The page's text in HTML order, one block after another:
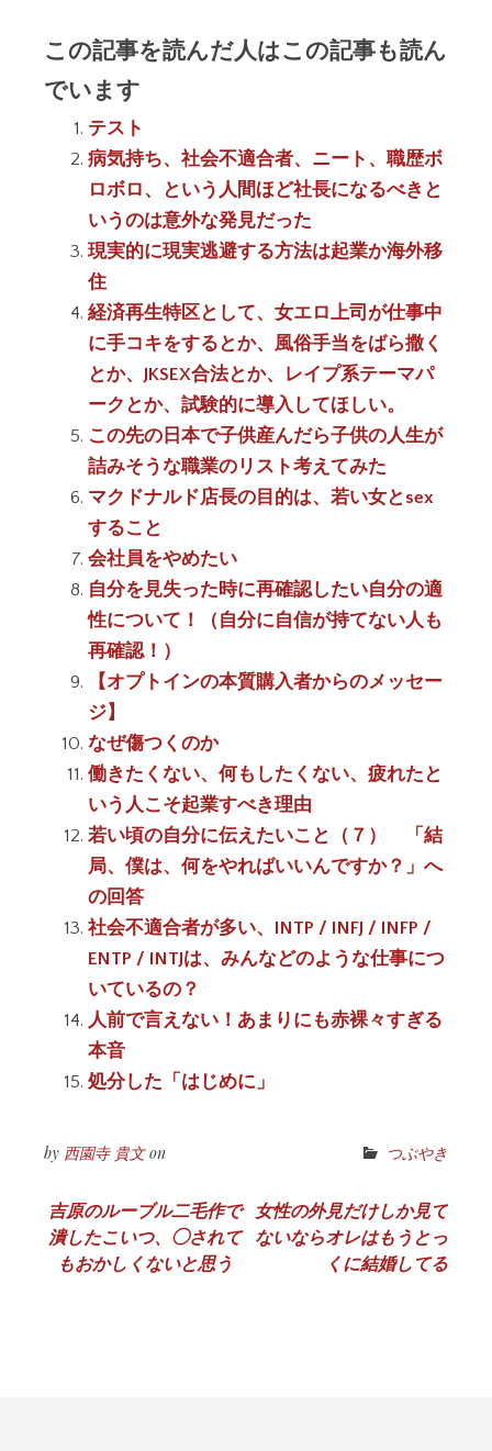
この記事を読んだ人はこの記事も読ん
でいます
テスト
病気持ち、社会不適合者、ニート、職歴ボ
ロボロ、という人間ほど社長になるべきと
いうのは意外な発見だった
現実的に現実逃避する方法は起業か海外移
住
経済再生特区として、女エロ上司が仕事中
に手コキをするとか、風俗手当をばら撒く
とか、JKSEX合法とか、レイプ系テーマパ
ークとか、試験的に導入してほしい。
この先の日本で子供産んだら子供の人生が
詰みそうな職業のリスト考えてみた
マクドナルド店長の目的は、若い女とsex
すること
会社員をやめたい
自分を見失った時に再確認したい自分の適
性について！（自分に自信が持てない人も
再確認！）
【オプトインの本質購入者からのメッセー
ジ】
なぜ傷つくのか
働きたくない、何もしたくない、疲れたと
いう人こそ起業すべき理由
若い頃の自分に伝えたいこと（７） 「結
局、僕は、何をやればいいんですか？」へ
の回答
社会不適合者が多い、INTP / INFJ / INFP /
ENTP / INTJは、みんなどのような仕事につ
いているの？
人前で言えない！あまりにも赤裸々すぎる
本音
処分した「はじめに」
by 西園寺 貴文on つぶやき
投
稿
吉原のルーブル二毛作で
潰したこいつ、◯されて
もおかしくないと思う
女性の外見だけしか見て
ないならオレはもうとっ
くに結婚してる